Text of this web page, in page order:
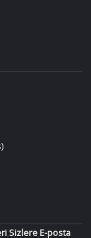
Sizlere E-posta